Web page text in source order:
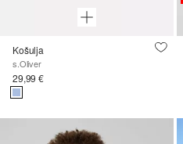
Košulja
s.Oliver
29,99 €